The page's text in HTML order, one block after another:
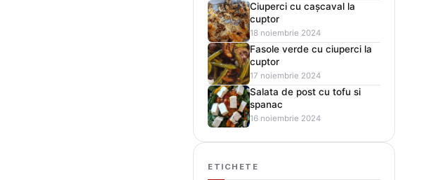
Ciuperci cu cașcaval la
cuptor
18 noiembrie 2024
Fasole verde cu ciuperci la
cuptor
17 noiembrie 2024
Salata de post cu tofu si
spanac
16 noiembrie 2024
ETICHETE